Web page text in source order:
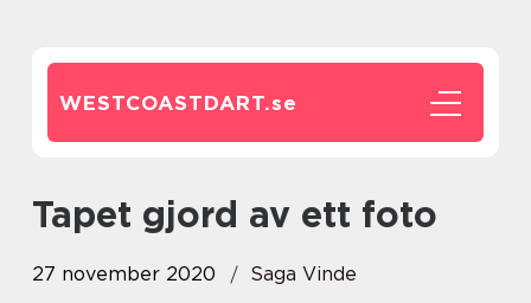
WESTCOASTDART.se
Tapet gjord av ett foto
27 november 2020
Saga Vinde